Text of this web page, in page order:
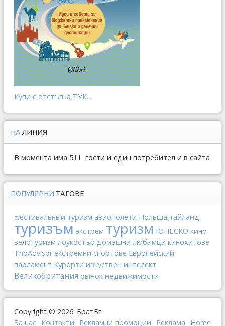
Купи с отстъпка ТУК...
НА ЛИНИЯ
В момента има 511 гости и един потребител и в сайта
ПОПУЛЯРНИ ТАГОВЕ
фестивальный туризм авиополети Польша тайланд
туризъм экстрем туризм ЮНЕСКО кино
велотуризм лоукостър домашни любимци кинохитове
TripAdvisor екстремни спортове Европейский
парламент Курорти изкуствен интелект
Великобритания рынок недвижимости
Copyright © 2026. БратБг
За нас Контакти Рекламни промоции Реклама Home